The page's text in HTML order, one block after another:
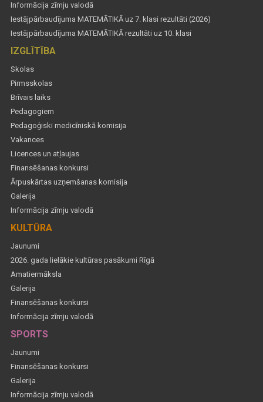
Informācija zīmju valodā
Iestājpārbaudījuma MATEMĀTIKĀ uz 7. klasi rezultāti (2026)
Iestājpārbaudījuma MATEMĀTIKĀ rezultāti uz 10. klasi
IZGLĪTĪBA
Skolas
Pirmsskolas
Brīvais laiks
Pedagogiem
Pedagoģiski medicīniskā komisija
Vakances
Licences un atļaujas
Finansēšanas konkursi
Ārpuskārtas uzņemšanas komisija
Galerija
Informācija zīmju valodā
KULTŪRA
Jaunumi
2026. gada lielākie kultūras pasākumi Rīgā
Amatiermāksla
Galerija
Finansēšanas konkursi
Informācija zīmju valodā
SPORTS
Jaunumi
Finansēšanas konkursi
Galerija
Informācija zīmju valodā